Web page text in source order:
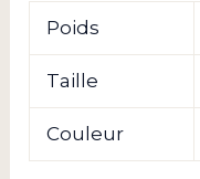
Poids
Taille
Couleur